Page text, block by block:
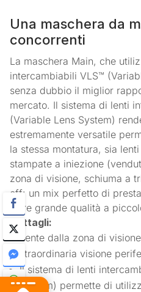
Una maschera da
concorrenti
La maschera Main, che
intercambiabili VLS™
senza dubbio il miglior
mercato. Il sistema di lenti
(Variable Lens System)
estremamente versatile
la stessa montatura, sia
stampate a iniezione
zona di visione, schiuma a
off: un mix perfetto di
offre grande qualità a
Dettagli:
Lente dalla zona di
straordinaria visione
Il sistema di lenti
System) permette di